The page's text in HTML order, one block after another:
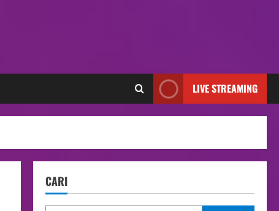
LIVE STREAMING
CARI